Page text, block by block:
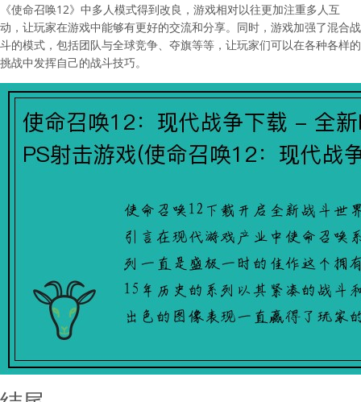
《使命召唤12》中多人模式得到改良，游戏相对以往更加注重多人互
动，让玩家在游戏中能够有更好的交流和分享。同时，游戏加强了混合战
斗的模式，包括团队与全球竞争、夺旗等等，让玩家们可以在各种各样的
挑战中发挥自己的战斗技巧。